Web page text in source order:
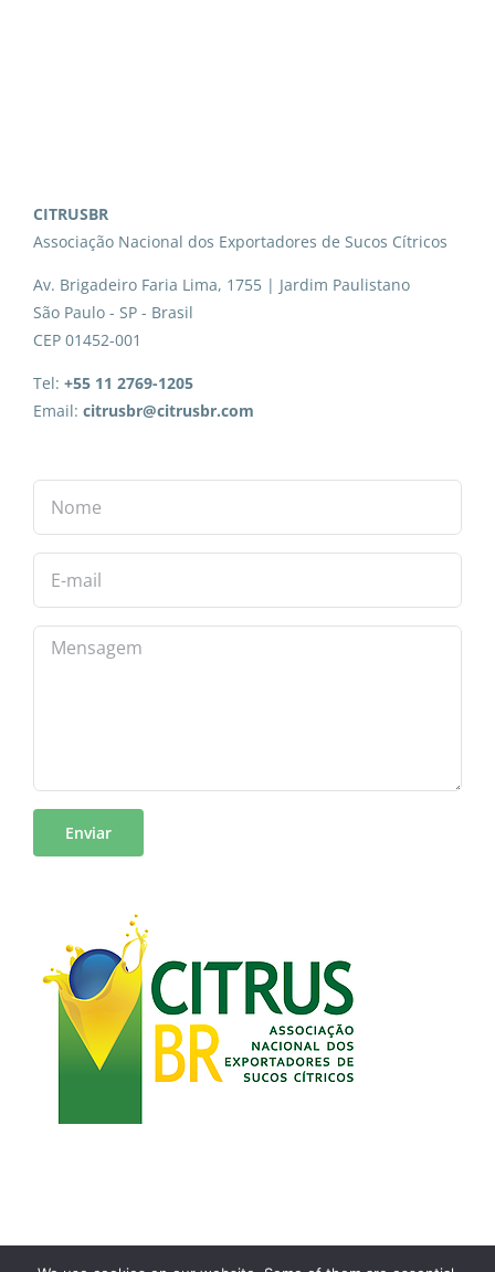
CITRUSBR
Associação Nacional dos Exportadores de Sucos Cítricos
Av. Brigadeiro Faria Lima, 1755 | Jardim Paulistano
São Paulo - SP - Brasil
CEP 01452-001
Tel: +55 11 2769-1205
Email: citrusbr@citrusbr.com